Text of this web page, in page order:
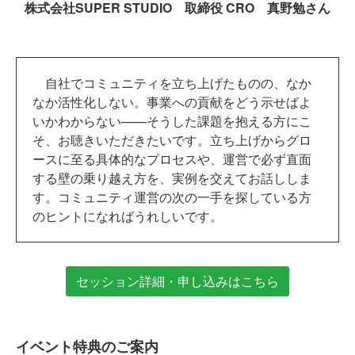
株式会社SUPER STUDIO 取締役 CRO 真野勉さん
自社でコミュニティを立ち上げたものの、なか
なか活性化しない。事業への貢献をどう示せばよ
いかわからない——そうした課題を抱える方にこ
そ、お聴きいただきたいです。立ち上げからグロ
ースに至る具体的なプロセスや、運営で必ず直面
する壁の乗り越え方を、実例を交えてお話ししま
す。コミュニティ運営の次の一手を探している方
のヒントになればうれしいです。
セッション詳細・申し込みはこちら
イベント特典のご案内